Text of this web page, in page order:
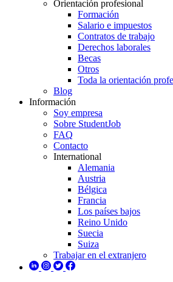
Orientación profesional
Formación
Salario e impuestos
Contratos de trabajo
Derechos laborales
Becas
Otros
Toda la orientación
Blog
Información
Soy empresa
Sobre StudentJob
FAQ
Contacto
International
Alemania
Austria
Bélgica
Francia
Los países bajos
Reino Unido
Suecia
Suiza
Trabajar en el extranjero